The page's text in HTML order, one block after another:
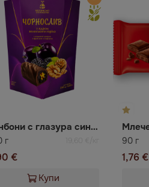
Бонбони с глазура cини сливи с орех
г 19,60 €/кг
€
Купи
90 г
1,76 €